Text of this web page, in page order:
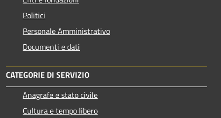
Politici
Personale Amministrativo
Documenti e dati
CATEGORIE DI SERVIZIO
Anagrafe e stato civile
Cultura e tempo libero